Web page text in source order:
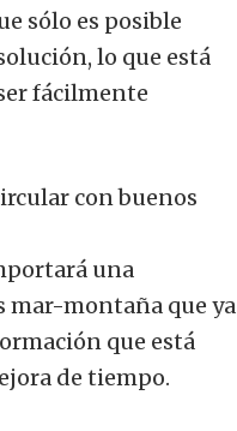
sólo es posible
lo que está
fácilmente
con buenos
una
mar-montaña que ya
que está
de tiempo.